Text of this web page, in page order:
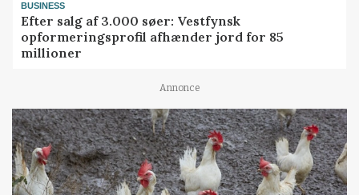
BUSINESS
Efter salg af 3.000 søer: Vestfynsk
opformeringsprofil afhænder jord for 85
millioner
Annonce